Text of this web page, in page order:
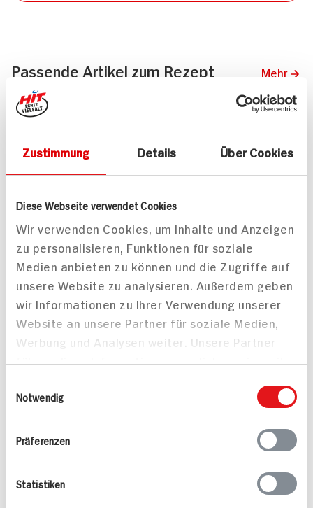
Zustimmung Details Über Cookies
Diese Webseite verwendet Cookies
Wir verwenden Cookies, um Inhalte und Anzeigen
zu personalisieren, Funktionen für soziale
Medien anbieten zu können und die Zugriffe auf
unsere Website zu analysieren. Außerdem geben
wir Informationen zu Ihrer Verwendung unserer
Website an unsere Partner für soziale Medien,
Werbung und Analysen weiter. Unsere Partner
führen diese Informationen möglicherweise mit
bereitgestellt haben oder die sie im Rahmen
Notwendig
Präferenzen
Statistiken
Passende Artikel zum Rezept Mehr
250g Packung
1.69
400g Packung
DISCOUNT
PREIS
1.
Alle Rezepte Mehr
15 min
Kasseler in Dunkelbier-